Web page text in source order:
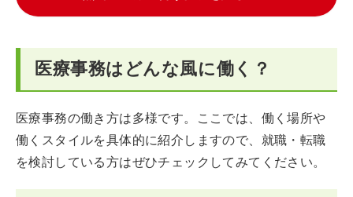
医療事務はどんな風に働く？
医療事務の働き方は多様です。ここでは、働く場所や
働くスタイルを具体的に紹介しますので、就職・転職
を検討している方はぜひチェックしてみてください。